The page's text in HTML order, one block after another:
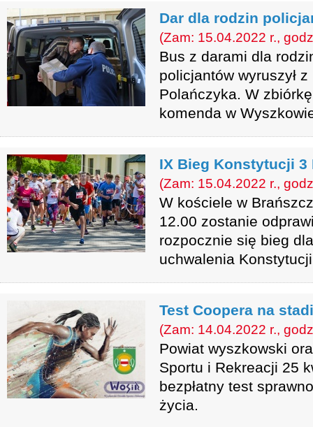
Dar dla rodzin
(Zam: 15.04.2022 r.,
Bus z darami dla
policjantów wyruszył
Polańczyka. W
komenda w
IX Bieg Konstytucji 3
(Zam: 15.04.2022 r.,
W kościele w
12.00 zostanie
rozpocznie się bieg
uchwalenia
Test Coopera na
(Zam: 14.04.2022 r.,
Powiat wyszkowski
Sportu i Rekreacji 25
bezpłatny test
życia.